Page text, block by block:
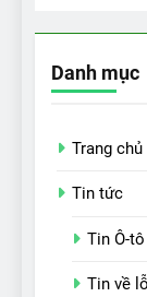
Danh mục
Trang chủ
Tin tức
Tin Ô-
Tin về